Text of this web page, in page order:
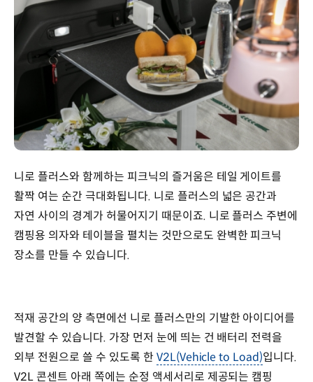
니로 플러스와 함께하는 피크닉의 즐거움은 테일 게이트를
활짝 여는 순간 극대화됩니다. 니로 플러스의 넓은 공간과
자연 사이의 경계가 허물어지기 때문이죠. 니로 플러스 주변에
캠핑용 의자와 테이블을 펼치는 것만으로도 완벽한 피크닉
장소를 만들 수 있습니다.
적재 공간의 양 측면에선 니로 플러스만의 기발한 아이디어를
발견할 수 있습니다. 가장 먼저 눈에 띄는 건 배터리 전력을
외부 전원으로 쓸 수 있도록 한 V2L(Vehicle to Load)입니다.
V2L 콘센트 아래 쪽에는 순정 액세서리로 제공되는 캠핑